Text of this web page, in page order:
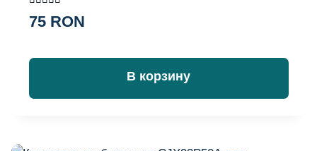
Оценка
5.00
75 RON
В корзину